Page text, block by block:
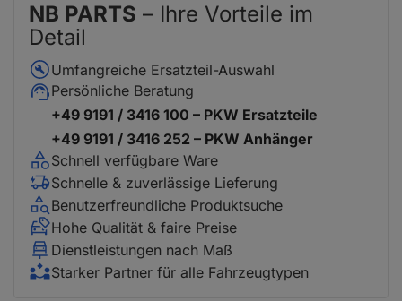
NB PARTS – Ihre Vorteile im
Detail
Umfangreiche Ersatzteil-Auswahl
Persönliche Beratung
+49 9191 / 3416 100 – PKW Ersatzteile
+49 9191 / 3416 252 – PKW Anhänger
Schnell verfügbare Ware
Schnelle & zuverlässige Lieferung
Benutzerfreundliche Produktsuche
Hohe Qualität & faire Preise
Dienstleistungen nach Maß
Starker Partner für alle Fahrzeugtypen